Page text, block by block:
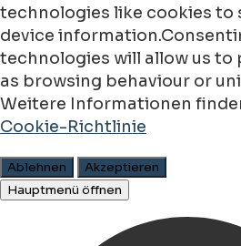
technologies like cookies to
device
technologies will allow us to
as browsing behaviour or
Weitere Informationen
Cookie-Richtlinie
Ablehnen
Akzeptieren
Hauptmenü öffnen